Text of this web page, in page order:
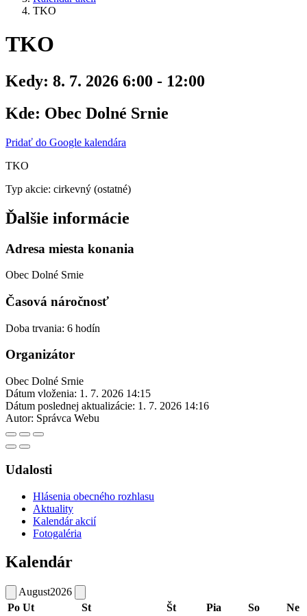
TKO
TKO
Kedy: 8. 7. 2026 6:00 - 12:00
Kde: Obec Dolné Srnie
Pridať do Google kalendára
TKO
Typ akcie: cirkevný (ostatné)
Ďalšie informácie
Adresa miesta konania
Obec Dolné Srnie
Časová náročnosť
Doba trvania: 6 hodín
Organizátor
Obec Dolné Srnie
Dátum vloženia: 1. 7. 2026 14:15
Dátum poslednej aktualizácie: 1. 7. 2026 14:16
Autor: Správca Webu
Udalosti
Hlásenia obecného rozhlasu
Aktuality
Kalendár akcií
Fotogaléria
Kalendár
August2026
Po Ut St Št Pia So Ne